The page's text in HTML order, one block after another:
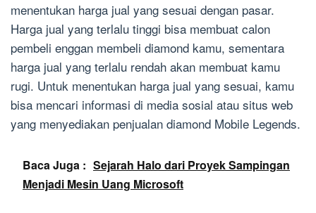
menentukan harga jual yang sesuai dengan pasar.
Harga jual yang terlalu tinggi bisa membuat calon
pembeli enggan membeli diamond kamu, sementara
harga jual yang terlalu rendah akan membuat kamu
rugi. Untuk menentukan harga jual yang sesuai, kamu
bisa mencari informasi di media sosial atau situs web
yang menyediakan penjualan diamond Mobile Legends.
Baca Juga : Sejarah Halo dari Proyek Sampingan
Menjadi Mesin Uang Microsoft